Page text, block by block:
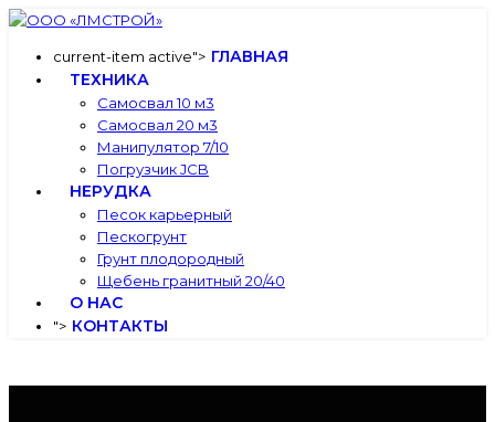
current-item active"> ГЛАВНАЯ
ТЕХНИКА
Самосвал 10 м3
Самосвал 20 м3
Манипулятор 7/10
Погрузчик JCB
НЕРУДКА
Песок карьерный
Пескогрунт
Грунт плодородный
Щебень гранитный 20/40
О НАС
"> КОНТАКТЫ